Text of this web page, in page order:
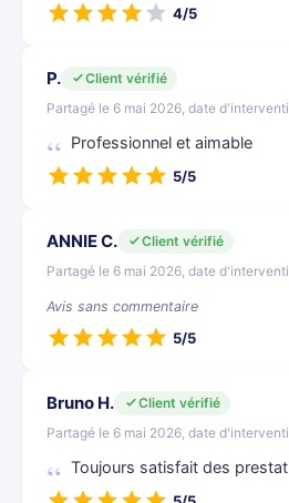
4/5
P.
Client vérifié
Partagé le 6 mai 2026, date
Professionnel et aimable
5/5
ANNIE C.
Client vérifié
Partagé le 6 mai 2026, date
Avis sans commentaire
5/5
Bruno H.
Client vérifié
Partagé le 6 mai 2026, date
Toujours satisfait des